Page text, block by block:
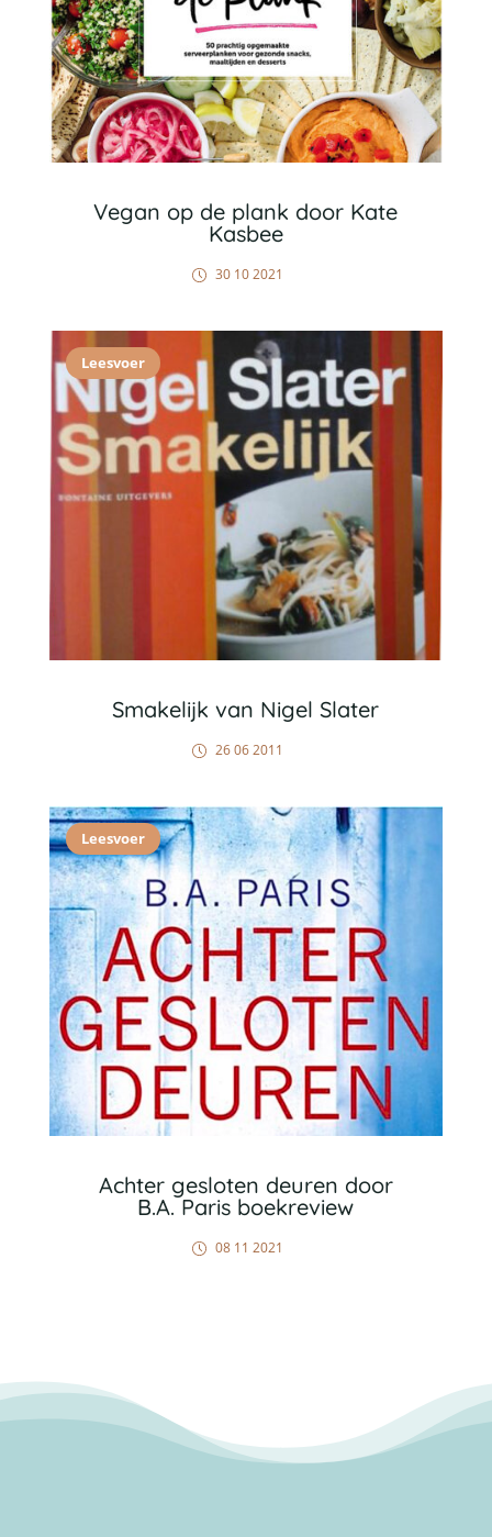
Vegan op de plank door Kate
Kasbee
30 10 2021
Leesvoer
Smakelijk van Nigel Slater
26 06 2011
Leesvoer
Achter gesloten deuren door
B.A. Paris boekreview
08 11 2021